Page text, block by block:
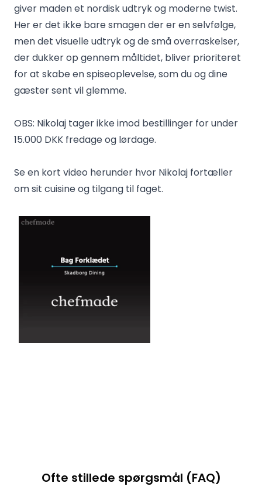
giver maden et nordisk udtryk og moderne twist.
Her er det ikke bare smagen der er en selvfølge,
men det visuelle udtryk og de små overraskelser,
der dukker op gennem måltidet, bliver prioriteret
for at skabe en spiseoplevelse, som du og dine
gæster sent vil glemme.
OBS: Nikolaj tager ikke imod bestillinger for under
15.000 DKK fredage og lørdage.
Se en kort video herunder hvor Nikolaj fortæller
om sit cuisine og tilgang til faget.
Ofte stillede spørgsmål (FAQ)